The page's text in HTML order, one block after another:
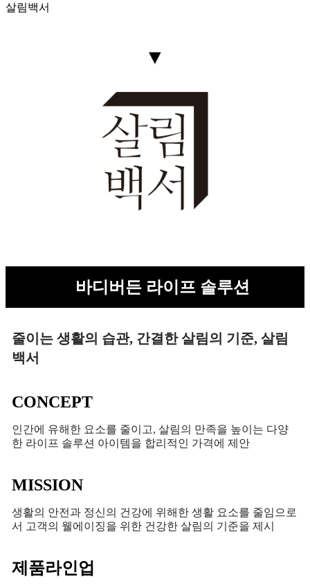
살림백서
바디버든 라이프 솔루션
줄이는 생활의 습관, 간결한 살림의 기준, 살림
백서
CONCEPT
인간에 유해한 요소를 줄이고, 살림의 만족을 높이는 다양
한 라이프 솔루션 아이템을 합리적인 가격에 제안
MISSION
생활의 안전과 정신의 건강에 위해한 생활 요소를 줄임으로
서 고객의 웰에이징을 위한 건강한 살림의 기준을 제시
제품라인업